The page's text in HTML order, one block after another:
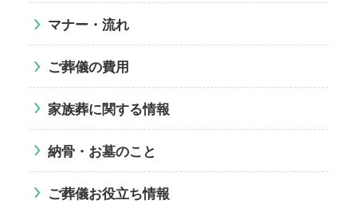
マナー・流れ
ご葬儀の費用
家族葬に関する情報
納骨・お墓のこと
ご葬儀お役立ち情報